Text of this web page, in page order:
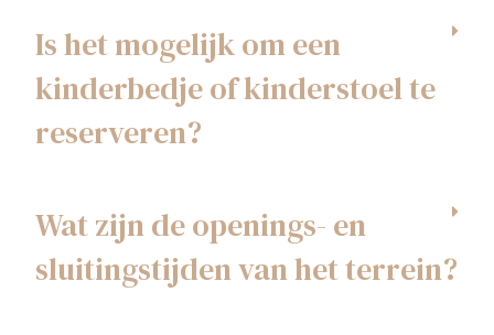
Is het mogelijk om een
kinderbedje of kinderstoel te
reserveren?
Wat zijn de openings- en
sluitingstijden van het terrein?